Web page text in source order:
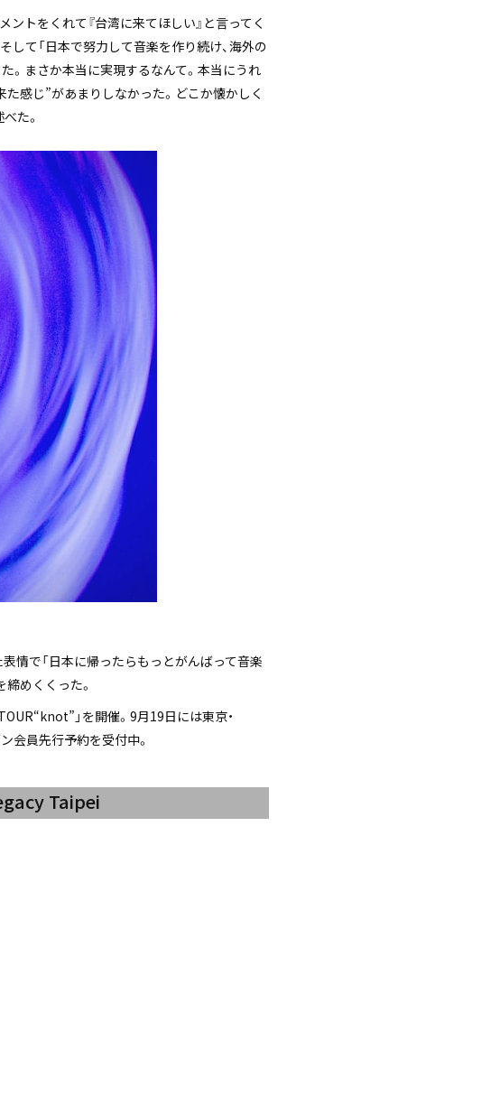
トをくれて『台湾に来てほしい』と言ってく
して「日本で努力して音楽を作り続け、海外の
。まさか本当に実現するなんて。本当にうれ
た感じ”があまりしなかった。どこか懐かしく
た。
情で「日本に帰ったらもっとがんばって音楽
めくくった。
」を開催。9月19日には東京・
会員先行予約を受付中。
Taipei